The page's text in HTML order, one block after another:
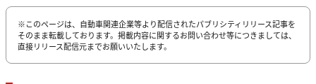
※このページは、自動車関連企業等より配信されたパブリシティリリース記事を
そのまま転載しております。掲載内容に関するお問い合わせ等につきましては、
直接リリース配信元までお願いいたします。